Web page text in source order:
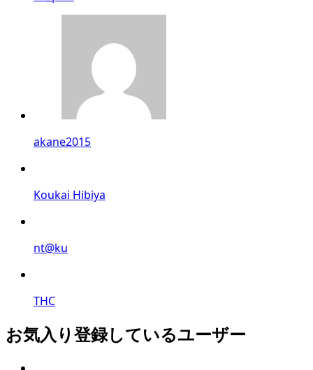
akane2015
Koukai Hibiya
nt@ku
THC
お気入り登録しているユーザー